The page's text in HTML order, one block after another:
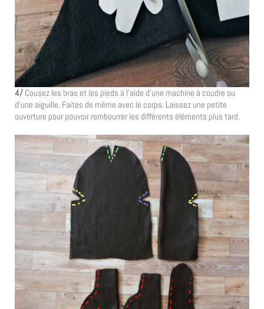
4/ Cousez les bras et les pieds à l’aide d’une machine à coudre ou
d’une aiguille. Faites de même avec le corps. Laissez une petite
ouverture pour pouvoir rembourrer les différents éléments plus tard.